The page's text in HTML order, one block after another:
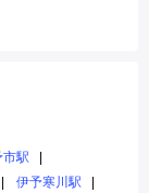
市駅
伊予寒川駅